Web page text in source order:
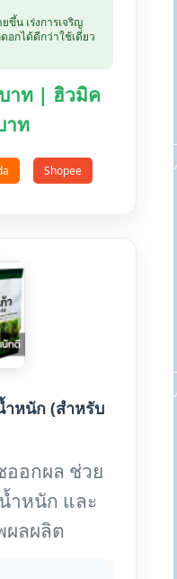
น เร่งการเจริญ
อกได้ดีกว่าใช้เดี่ยว
บาท | ฮิวมิค
าท
Shopee
ำหนัก (สำหรับ
ออกผล ช่วย
ำหนัก และ
ลผลิต